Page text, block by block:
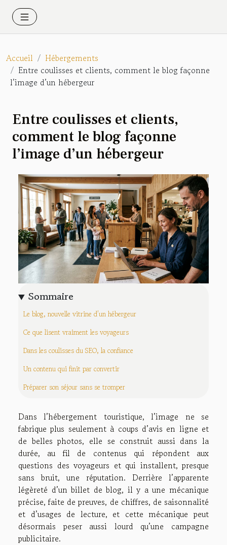
Accueil
Hébergements
Entre coulisses et clients, comment le blog façonne
l’image d’un hébergeur
Entre coulisses et clients,
comment le blog façonne
l’image d’un hébergeur
Sommaire
Le blog, nouvelle vitrine d’un hébergeur
Ce que lisent vraiment les voyageurs
Dans les coulisses du SEO, la confiance
Un contenu qui finit par convertir
Préparer son séjour sans se tromper
Dans l’hébergement touristique, l’image ne se
fabrique plus seulement à coups d’avis en ligne et
de belles photos, elle se construit aussi dans la
durée, au fil de contenus qui répondent aux
questions des voyageurs et qui installent, presque
sans bruit, une réputation. Derrière l’apparente
légèreté d’un billet de blog, il y a une mécanique
précise, faite de preuves, de chiffres, de saisonnalité
et d’usages de lecture, et cette mécanique peut
désormais peser aussi lourd qu’une campagne
publicitaire.